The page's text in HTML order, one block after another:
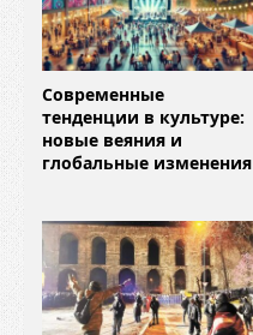
Современные
тенденции в культуре:
новые веяния и
глобальные изменения